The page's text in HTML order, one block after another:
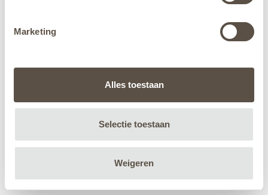
Marketing
Alles toestaan
Selectie toestaan
Weigeren